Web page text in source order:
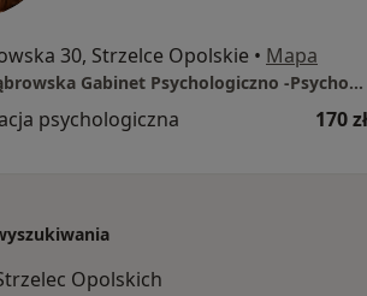
30, Strzelce Opolskie • Mapa
Marta Dąbrowska Gabinet Psychologiczno -Psychoterapeutyczny
psychologiczna 170 zł
Opolskich